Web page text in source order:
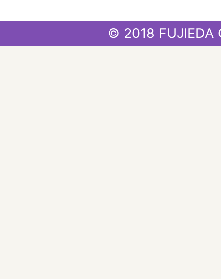
© 2018 FUJIEDA